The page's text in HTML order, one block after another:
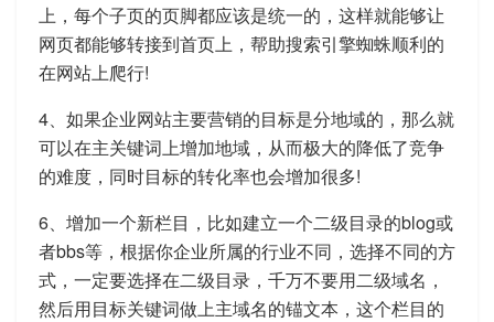
上，每个子页的页脚都应该是统一的，这样就能够让
网页都能够转接到首页上，帮助搜索引擎蜘蛛顺利的
在网站上爬行!
4、如果企业网站主要营销的目标是分地域的，那么就
可以在主关键词上增加地域，从而极大的降低了竞争
的难度，同时目标的转化率也会增加很多!
6、增加一个新栏目，比如建立一个二级目录的blog或
者bbs等，根据你企业所属的行业不同，选择不同的方
式，一定要选择在二级目录，千万不要用二级域名，
然后用目标关键词做上主域名的锚文本，这个栏目的